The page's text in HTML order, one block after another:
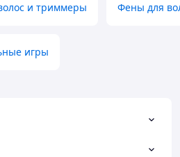
и триммеры Фены для
игры